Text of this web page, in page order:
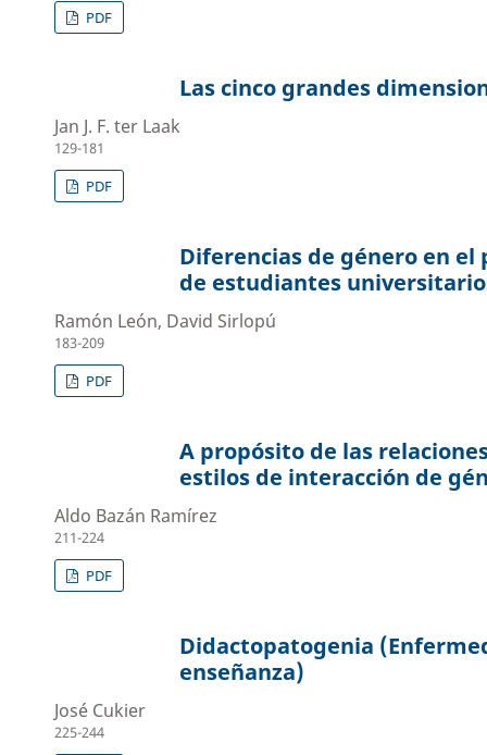
PDF
Las cinco grandes
Jan J. F. ter Laak
129-181
PDF
Diferencias de género en
de estudiantes
Ramón León, David Sirlopú
183-209
PDF
A propósito de las
estilos de interacción de
Aldo Bazán Ramírez
211-224
PDF
Didactopatogenia
enseñanza)
José Cukier
225-244